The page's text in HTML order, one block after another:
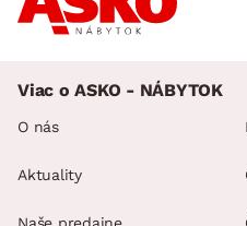
Viac o ASKO - NÁBYTOK
O nás
Aktuality